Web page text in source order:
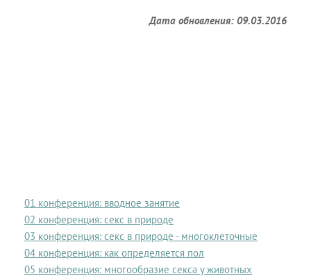
Дата обновления: 09.03.2016
01 конференция: вводное занятие
02 конференция: секс в природе
03 конференция: секс в природе - многоклеточные
04 конференция: как определяется пол
05 конференция: многообразие секса у животных